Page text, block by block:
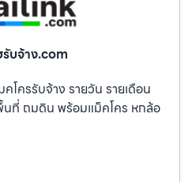
บจ้าง.com
โครรับจ้าง รายวัน รายเดือน
ที่ ถมดิน พร้อมแม็คโคร หกล้อ